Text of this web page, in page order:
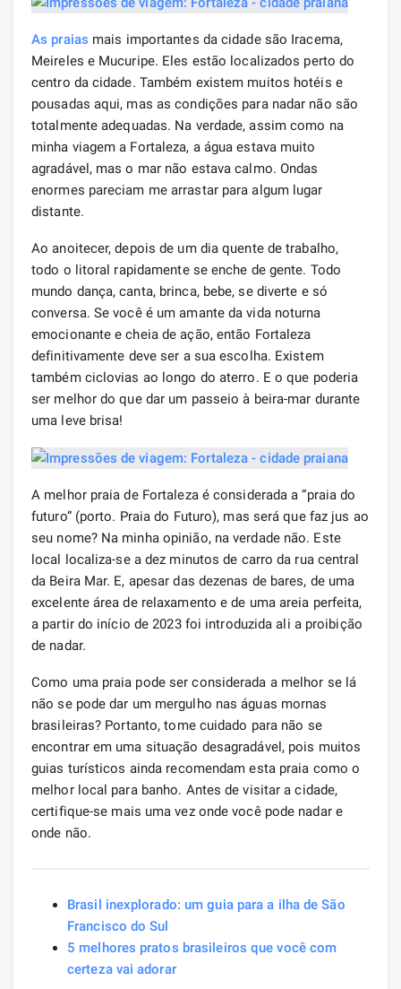
As praias mais importantes da cidade são Iracema,
Meireles e Mucuripe. Eles estão localizados perto do
centro da cidade. Também existem muitos hotéis e
pousadas aqui, mas as condições para nadar não são
totalmente adequadas. Na verdade, assim como na
minha viagem a Fortaleza, a água estava muito
agradável, mas o mar não estava calmo. Ondas
enormes pareciam me arrastar para algum lugar
distante.
Ao anoitecer, depois de um dia quente de trabalho,
todo o litoral rapidamente se enche de gente. Todo
mundo dança, canta, brinca, bebe, se diverte e só
conversa. Se você é um amante da vida noturna
emocionante e cheia de ação, então Fortaleza
definitivamente deve ser a sua escolha. Existem
também ciclovias ao longo do aterro. E o que poderia
ser melhor do que dar um passeio à beira-mar durante
uma leve brisa!
A melhor praia de Fortaleza é considerada a “praia do
futuro” (porto. Praia do Futuro), mas será que faz jus ao
seu nome? Na minha opinião, na verdade não. Este
local localiza-se a dez minutos de carro da rua central
da Beira Mar. E, apesar das dezenas de bares, de uma
excelente área de relaxamento e de uma areia perfeita,
a partir do início de 2023 foi introduzida ali a proibição
de nadar.
Como uma praia pode ser considerada a melhor se lá
não se pode dar um mergulho nas águas mornas
brasileiras? Portanto, tome cuidado para não se
encontrar em uma situação desagradável, pois muitos
guias turísticos ainda recomendam esta praia como o
melhor local para banho. Antes de visitar a cidade,
certifique-se mais uma vez onde você pode nadar e
onde não.
Brasil inexplorado: um guia para a ilha de São
Francisco do Sul
5 melhores pratos brasileiros que você com
certeza vai adorar